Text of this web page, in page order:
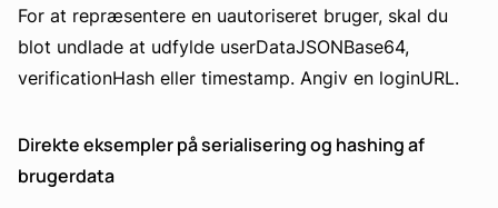
For at repræsentere en uautoriseret bruger, skal du
blot undlade at udfylde userDataJSONBase64,
verificationHash eller timestamp. Angiv en loginURL.
Direkte eksempler på serialisering og hashing af
brugerdata